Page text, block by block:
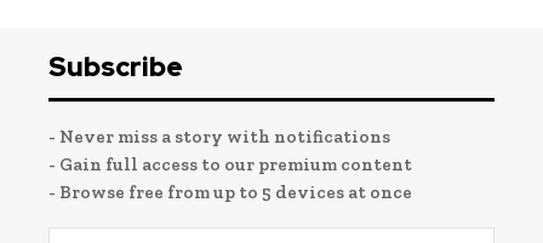
Subscribe
- Never miss a story with notifications
- Gain full access to our premium content
- Browse free from up to 5 devices at once